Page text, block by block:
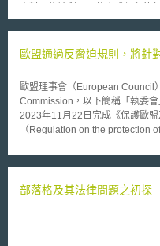
知情的情況下，大量利用使用者
明，惟至今Google仍無回應。因
料隱私權政策是否違反各國的法
罰款等。法國之資訊自由國家委員會（
l'informatique et des libertés，
前未改善其資料隱私權政策，法
簡單回應，表示其資料隱私政
歐盟通過反脅迫規則，將針
歐盟理事會（European Council
Commission，以下簡稱「執委
2023年11月22日完成《保護歐盟
（Regulation on the protection
流程，並將於2023年12月27日正式施行生效。
維爾紐斯（Vilnius）設立代表處
部落格及其法律問題之初探